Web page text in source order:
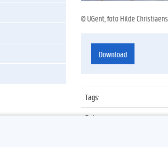
© UGent, foto Hilde Christiaens
Download
Tags:
Datum: